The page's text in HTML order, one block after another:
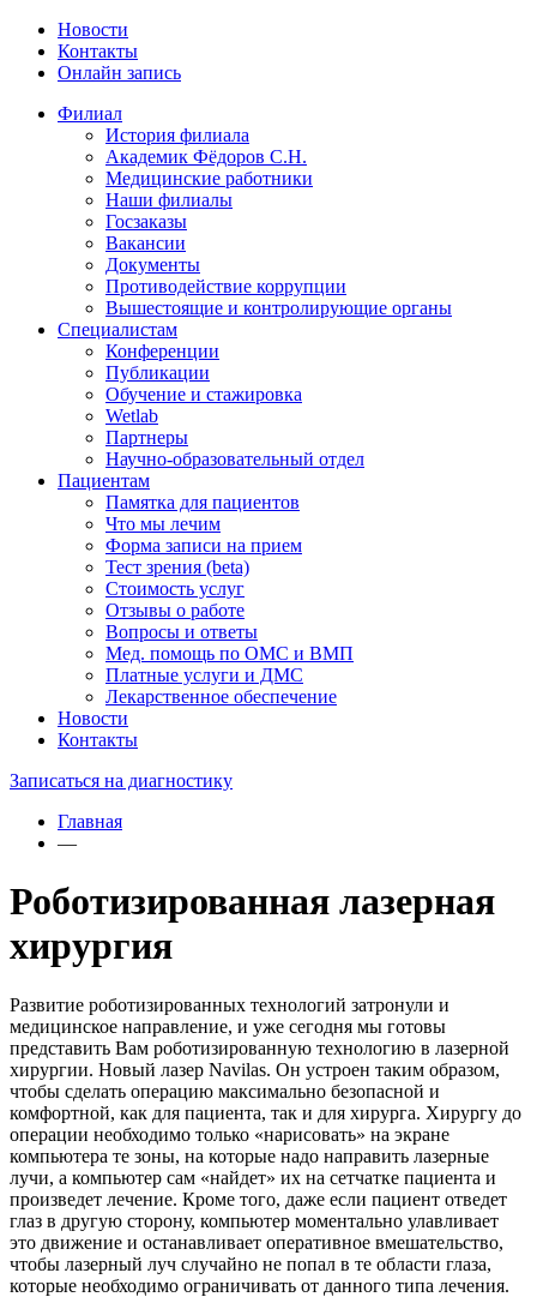
Новости
Контакты
Онлайн запись
Филиал
История филиала
Академик Фёдоров С.Н.
Медицинские работники
Наши филиалы
Госзаказы
Вакансии
Документы
Противодействие коррупции
Вышестоящие и контролирующие органы
Специалистам
Конференции
Публикации
Обучение и стажировка
Wetlab
Партнеры
Научно-образовательный отдел
Пациентам
Памятка для пациентов
Что мы лечим
Форма записи на прием
Тест зрения (beta)
Стоимость услуг
Отзывы о работе
Вопросы и ответы
Мед. помощь по ОМС и ВМП
Платные услуги и ДМС
Лекарственное обеспечение
Новости
Контакты
Записаться на диагностику
Главная
—
Роботизированная лазерная
хирургия
Развитие роботизированных технологий затронули и
медицинское направление, и уже сегодня мы готовы
представить Вам роботизированную технологию в лазерной
хирургии. Новый лазер Navilas. Он устроен таким образом,
чтобы сделать операцию максимально безопасной и
комфортной, как для пациента, так и для хирурга. Хирургу до
операции необходимо только «нарисовать» на экране
компьютера те зоны, на которые надо направить лазерные
лучи, а компьютер сам «найдет» их на сетчатке пациента и
произведет лечение. Кроме того, даже если пациент отведет
глаз в другую сторону, компьютер моментально улавливает
это движение и останавливает оперативное вмешательство,
чтобы лазерный луч случайно не попал в те области глаза,
которые необходимо ограничивать от данного типа лечения.